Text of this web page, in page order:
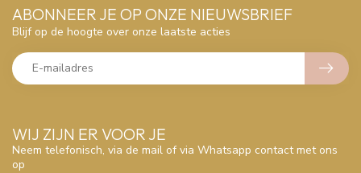
WIJ ZIJN ER VOOR JE
Neem telefonisch, via de mail of via Whatsapp contact met ons
op
ABONNEER JE OP ONZE NIEUWSBRIEF
Blijf op de hoogte over onze laatste acties